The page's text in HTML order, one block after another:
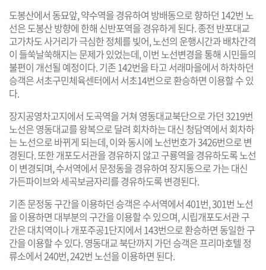
도봉산에서 동묘앞, 약수역을 경유하여 방배동으로 향하던 142번 노
선은 도봉산 방향에 한해 신반포역을 경유하게 된다. 종전 반포대교
고가차도 사거리가 극심한 정체를 빚어, 노선의 운행시간과 배차간격
이 들쑥날쑥해지는 문제가 있었는데, 이번 노선변경을 통해 시민들의
불편이 개선될 예정이다. 기존 142번을 타고 서래마을에서 하차하던
승객은 서초구민체육센터에서 서초14번으로 환승하면 이용할 수 있
다.
장지공영차고지에서 도곡역을 거쳐 영동대교북단으로 가던 3219번
노선은 영동대교를 왕복으로 달려 회차하는 대신 청담역에서 회차하
는 노선으로 바뀌게 되는데, 이와 동시에 노선번호가 3426번으로 변
경된다. 또한 개포도서관을 경유하지 않고 구룡역을 경유하도록 노선
이 변경되며, 수서역에서 문정동을 경유하여 장지동으로 가는 대신
가든파이브와 세곡보금자리를 경유하도록 변경된다.
기존 문정동 구간을 이용하던 승객은 수서역에서 401번, 301번 노선
을 이용하면 대부분의 구간을 이용할 수 있으며, 시립개포도서관 구
간은 대치역이나 개포주공1단지에서 143번으로 환승하면 동일한 구
간을 이용할 수 있다. 영동대교 북단까지 가던 승객은 프리마호텔 정
류소에서 240번, 242번 노선을 이용하면 된다.